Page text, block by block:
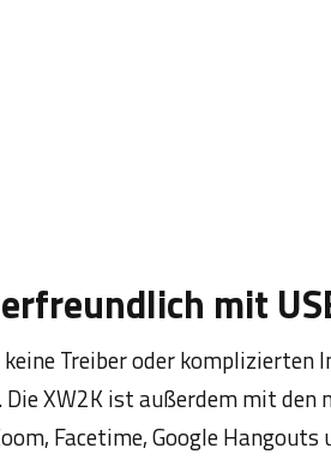
mit
keine Treiber oder komplizierten
XW2K ist außerdem mit den
Facetime, Google